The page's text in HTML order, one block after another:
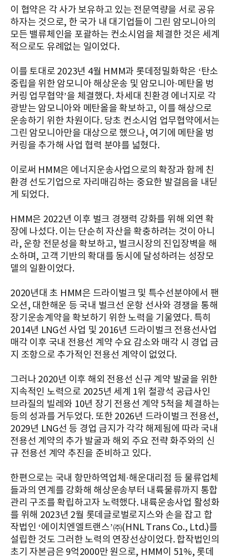
이 협약은 각 사가 보유하고 있는 전문역량을 서로 공유
하자는 것으로, 한 국가 내 대기업들이 그린 암모니아의
모든 밸류체인을 포괄하는 컨소시엄을 체결한 것은 세계
적으로도 유례없는 일이었다.
이를 토대로 2023년 4월 HMM과 롯데정밀화학은 ‘탄소
중립을 위한 암모니아 해상운송 및 암모니아·메탄올 벙
커링 업무협약’을 체결했다. 차세대 친환경 에너지로 각
광받는 암모니아와 메탄올을 확보하고, 이를 해상으로
운송하기 위한 차원이다. 당초 컨소시엄 업무협약에서는
그린 암모니아만을 대상으로 했으나, 여기에 메탄올 벙
커링을 추가해 사업 협력 분야를 넓혔다.
이로써 HMM은 에너지운송사업으로의 확장과 함께 친
환경 선도기업으로 자리매김하는 중요한 발걸음을 내딛
게 되었다.
HMM은 2022년 이후 벌크 경쟁력 강화를 위해 외연 확
장에 나섰다. 이는 단순히 자산을 확충하려는 것이 아니
라, 운항 전문성을 확보하고, 벌크시장의 진입장벽을 해
소하며, 고객 기반의 확대를 동시에 달성하려는 성장모
델의 일환이었다.
2020년대 초 HMM은 드라이벌크 및 특수선분야에서 팬
오션, 대한해운 등 국내 벌크선 운항 선사와 경쟁을 통해
장기운송계약을 확보하기 위한 노력을 기울였다. 특히
2014년 LNG선 사업 및 2016년 드라이벌크 전용선사업
매각 이후 국내 전용선 계약 수요 감소와 매각 시 경업 금
지 조항으로 추가적인 전용선 계약이 없었다.
그러나 2020년 이후 해외 전용선 신규 계약 발굴을 위한
지속적인 노력으로 2025년 세계 1위 철광석 공급사인
브라질의 빌레와 10년 장기 전용선 계약 5척을 체결하는
등의 성과를 거두었다. 또한 2026년 드라이벌크 전용선,
2029년 LNG선 등 경업 금지가 각각 해제됨에 따라 국내
전용선 계약의 추가 발굴과 해외 주요 전략 화주와의 신
규 전용선 계약 추진을 준비하고 있다.
한편으로는 국내 항만하역업체·해운대리점 등 물류업체
들과의 연계를 강화해 해상운송부터 내륙물류까지 통합
관리 구조를 확립하고자 노력했다. 내륙운송사업 활성화
를 위해 2023년 2월 롯데글로벌로지스와 손을 잡고 합
작법인 ‘에이치엔엘트랜스’㈜(HNL Trans Co., Ltd.)를
설립한 것도 그러한 노력의 연장선상이었다. 합작법인의
초기 자본금은 9억2000만 원으로, HMM이 51%, 롯데